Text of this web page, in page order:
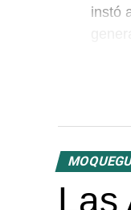
instó
El
Las